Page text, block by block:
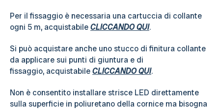
Per il fissaggio è necessaria una cartuccia di collante
ogni 5 m, acquistabileCLICCANDO QUI.
Si può acquistare anche uno stucco di finitura collante
da applicare sui punti di giuntura e di
fissaggio, acquistabileCLICCANDO QUI.
Non è consentito installare strisce LED direttamente
sulla superficie in poliuretano della cornice ma bisogna